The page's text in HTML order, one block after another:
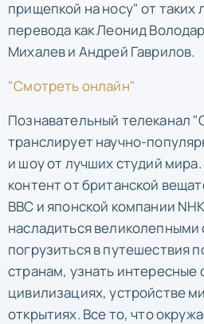
прищепкой на носу" от таких
перевода как Леонид
Михалев и Андрей Гаврилов.
"Смотреть онлайн"
Познавательный телеканал
транслирует научно-
и шоу от лучших студий
контент от британской
BBC и японской компании
насладиться великолепными
погрузиться в путешествия
странам, узнать интересные
цивилизациях, устройстве
открытиях. Все то, что